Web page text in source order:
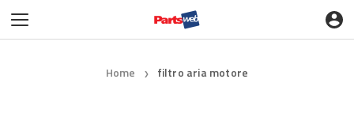
Home ❯ filtro aria motore